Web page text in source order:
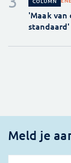
'Maak van
standaard'
Meld je